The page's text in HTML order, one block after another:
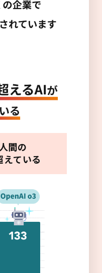
間の
えている